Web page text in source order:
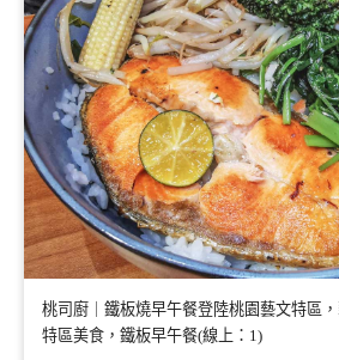
桃司廚｜鐵板燒早午餐登陸桃園藝文特區
特區美食，鐵板早午餐(線上：1)